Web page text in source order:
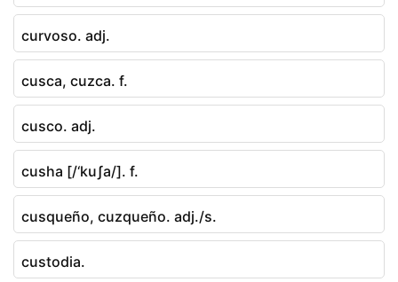
curvoso. adj.
cusca, cuzca. f.
cusco. adj.
cusha [/‘kuʃa/]. f.
cusqueño, cuzqueño. adj./s.
custodia.